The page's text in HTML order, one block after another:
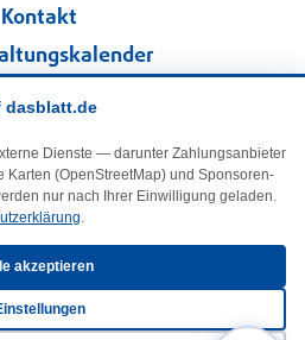
Kontakt
Einstellungen
Sie uns!
dasblatt.de
Dienste — darunter Zahlungsanbieter
Karten (OpenStreetMap) und Sponsoren-
nur nach Ihrer Einwilligung geladen.
.
akzeptieren